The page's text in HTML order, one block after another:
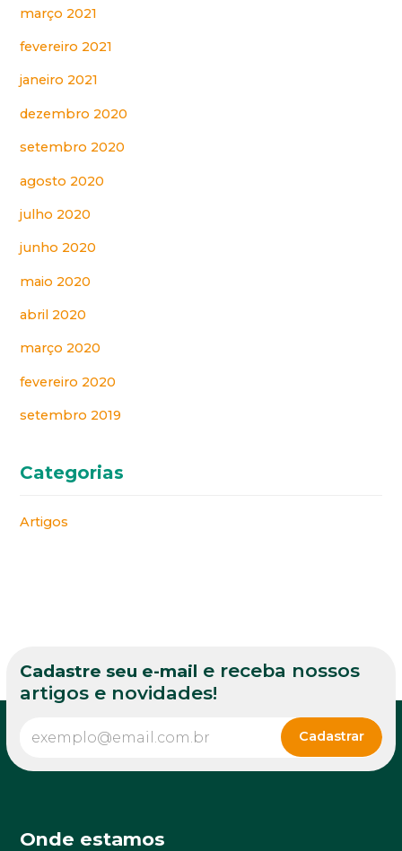
março 2021
fevereiro 2021
janeiro 2021
dezembro 2020
setembro 2020
agosto 2020
julho 2020
junho 2020
maio 2020
abril 2020
março 2020
fevereiro 2020
setembro 2019
Categorias
Artigos
Cadastre seu e-mail e receba nossos
artigos e novidades!
Onde estamos